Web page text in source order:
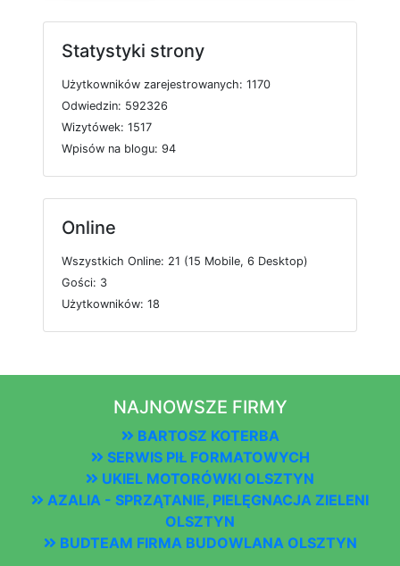
Statystyki strony
Użytkowników zarejestrowanych: 1170
Odwiedzin: 592326
Wizytówek: 1517
Wpisów na blogu: 94
Online
Wszystkich Online: 21 (15 Mobile, 6 Desktop)
Gości: 3
Użytkowników: 18
NAJNOWSZE FIRMY
BARTOSZ KOTERBA
SERWIS PIŁ FORMATOWYCH
UKIEL MOTORÓWKI OLSZTYN
AZALIA - SPRZĄTANIE, PIELĘGNACJA ZIELENI
OLSZTYN
BUDTEAM FIRMA BUDOWLANA OLSZTYN